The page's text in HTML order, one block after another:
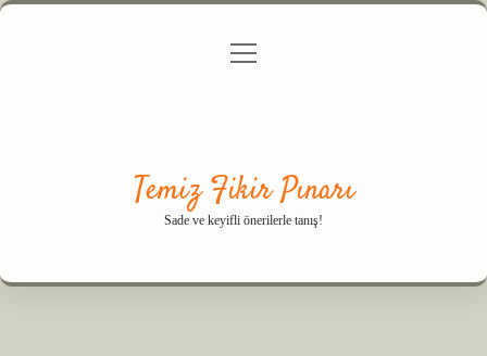
Gizlilik Politikası
menüyü
Temiz Fikir Pınarı
Sade ve keyifli önerilerle tanış!